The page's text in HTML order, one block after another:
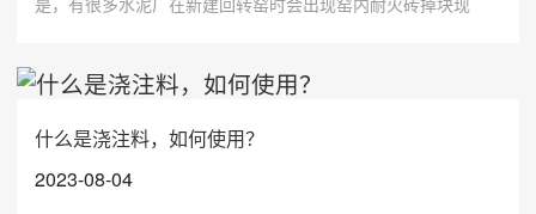
过程中没有锁紧。
什么是浇注料，如何使用？
2023-08-04